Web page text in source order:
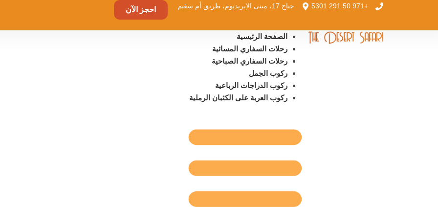
+971 50 291 5301 جناح 17، مبنى الإيريديوم، طريق أم سقيم احجز الآن
الصفحة الرئيسية
رحلات السفاري المسائية
رحلات السفاري الصباحية
ركوب الجمل
ركوب الدراجات الرباعية
ركوب العربة على الكثبان الرملية